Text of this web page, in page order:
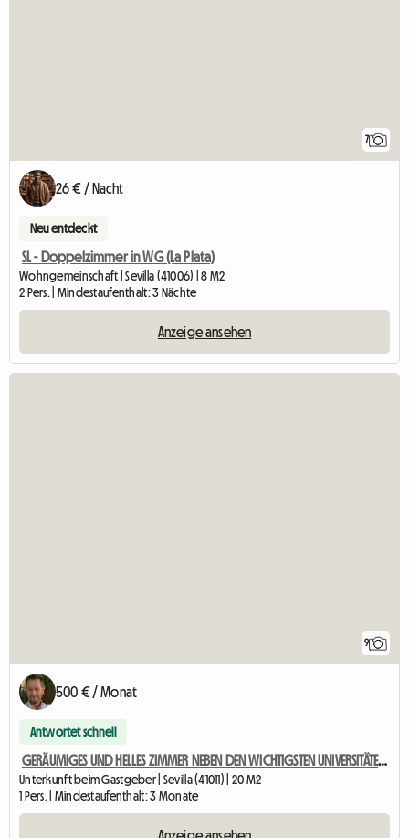
7
26 € / Nacht
Neu entdeckt
SL - Doppelzimmer in WG (La Plata)
Wohngemeinschaft | Sevilla (41006) | 8 M2
2 Pers. | Mindestaufenthalt: 3 Nächte
Anzeige ansehen
9
500 € / Monat
Antwortet schnell
GERÄUMIGES UND HELLES ZIMMER NEBEN DEN WICHTIGSTEN UNIVERSITÄTEN UND DER METRO
Unterkunft beim Gastgeber | Sevilla (41011) | 20 M2
1 Pers. | Mindestaufenthalt: 3 Monate
Anzeige ansehen